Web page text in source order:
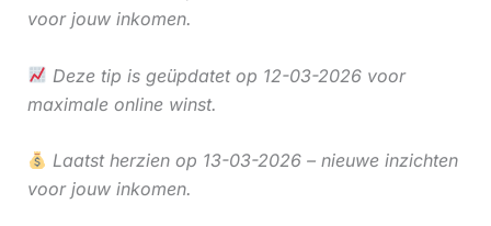
voor jouw inkomen.
Deze tip is geüpdatet op 12-03-2026 voor
maximale online winst.
Laatst herzien op 13-03-2026 – nieuwe inzichten
voor jouw inkomen.